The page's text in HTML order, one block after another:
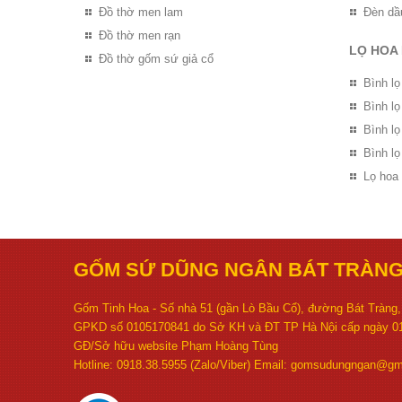
Đồ thờ men lam
Đồ thờ men rạn
Đồ thờ gốm sứ giả cổ
Đèn
LỌ HOA
Bình
Bình
Bình
Bình
Lọ
GỐM SỨ DŨNG NGÂN BÁT
Gốm Tinh Hoa - Số nhà 51 (gần Lò Bầu Cổ), đường Bát
GPKD số 0105170841 do Sở KH và ĐT TP Hà Nội cấp ngày
GĐ/Sở hữu website Phạm Hoàng Tùng
Hotline: 0918.38.5955 (Zalo/Viber) Email: